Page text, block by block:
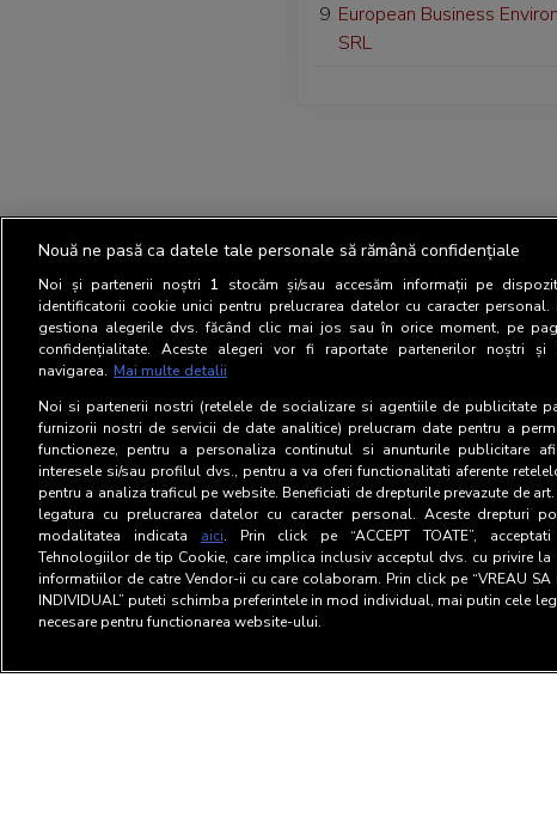
9 European Business
SRL
Nouă ne pasă ca datele tale personale să rămână confidențiale
Noi și partenerii noștri 1 stocăm și/sau accesăm informații pe
identificatorii cookie unici pentru prelucrarea datelor cu caracter personal.
gestiona alegerile dvs. făcând clic mai jos sau în orice moment, pe
confidențialitate. Aceste alegeri vor fi raportate partenerilor noștri
navigarea. Mai multe detalii
Noi si partenerii nostri (retelele de socializare si agentiile de publicitate
furnizorii nostri de servicii de date analitice) prelucram date pentru a
functioneze, pentru a personaliza continutul si anunturile publicitare
interesele si/sau profilul dvs., pentru a va oferi functionalitati aferente
pentru a analiza traficul pe website. Beneficiati de drepturile prevazute de
legatura cu prelucrarea datelor cu caracter personal. Aceste drepturi
modalitatea indicata aici. Prin click pe “ACCEPT TOATE”,
Tehnologiilor de tip Cookie, care implica inclusiv acceptul dvs. cu privire la
informatiilor de catre Vendor-ii cu care colaboram. Prin click pe “VREAU SA
INDIVIDUAL” puteti schimba preferintele in mod individual, mai putin cele
necesare pentru functionarea website-ului.